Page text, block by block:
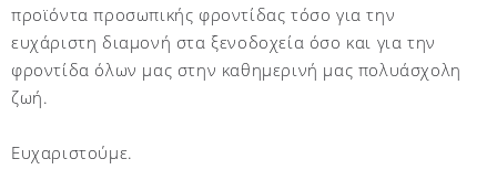
προϊόντα προσωπικής φροντίδας τόσο για την
ευχάριστη διαμονή στα ξενοδοχεία όσο και για την
φροντίδα όλων μας στην καθημερινή μας πολυάσχολη
ζωή.
Ευχαριστούμε.